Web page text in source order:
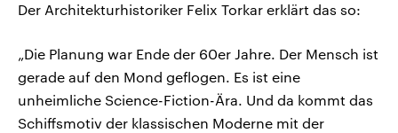
Der Architekturhistoriker Felix Torkar erklärt das so:
„Die Planung war Ende der 60er Jahre. Der Mensch ist
gerade auf den Mond geflogen. Es ist eine
unheimliche Science-Fiction-Ära. Und da kommt das
Schiffsmotiv der klassischen Moderne mit der